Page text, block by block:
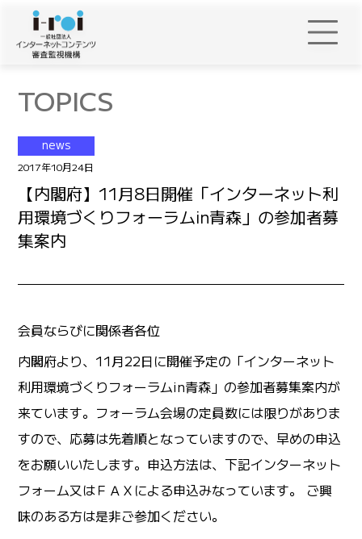
TOPICS
news
2017年10月24日
【内閣府】11月8日開催「インターネット利
用環境づくりフォーラムin青森」の参加者募
集案内
会員ならびに関係者各位
内閣府より、11月22日に開催予定の「インターネット
利用環境づくりフォーラムin青森」の参加者募集案内が
来ています。フォーラム会場の定員数には限りがありま
すので、応募は先着順となっていますので、早めの申込
をお願いいたします。申込方法は、下記インターネット
フォーム又はＦＡＸによる申込みなっています。 ご興
味のある方は是非ご参加ください。